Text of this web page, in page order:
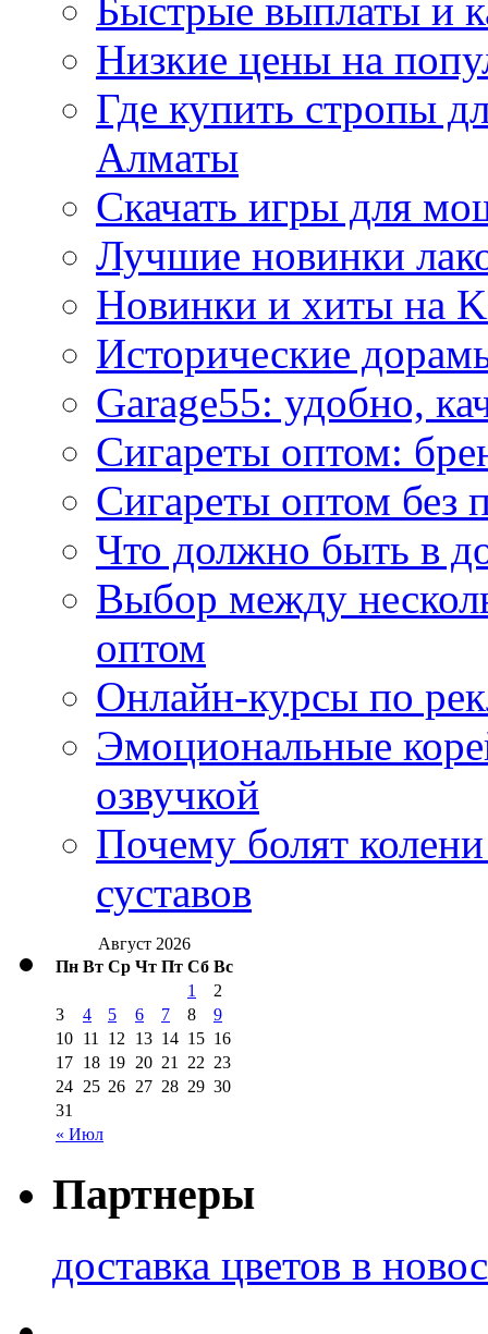
Быстрые выплаты и
Низкие цены на
Где купить стропы
Алматы
Скачать игры для
Лучшие новинки
Новинки и хиты на
Исторические
Garage55: удобно,
Сигареты оптом:
Сигареты оптом без
Что должно быть в
Выбор между
оптом
Онлайн-курсы по
Эмоциональные
озвучкой
Почему болят
суставов
Август 2026
Пн Вт Ср Чт Пт Сб Вс
« Июл
1
2
3
4 5 6 7 8
9
10 11 12 13 14 15 16
17 18 19 20 21 22 23
24 25 26 27 28 29 30
31
Партнеры
доставка цветов в